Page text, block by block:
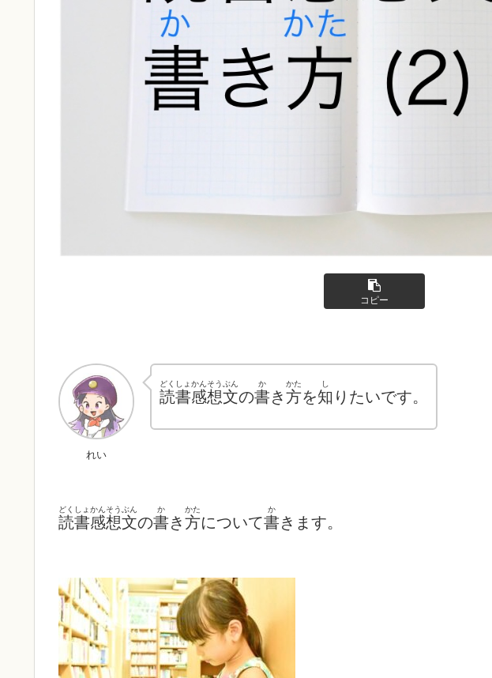
コピー
れい
読書感想文
どくしょかんそうぶん
の書
か
き方
かた
を知
し
りたいです。
読書感想文
どくしょかんそうぶん
の書
か
き方
かた
について書
か
きます。